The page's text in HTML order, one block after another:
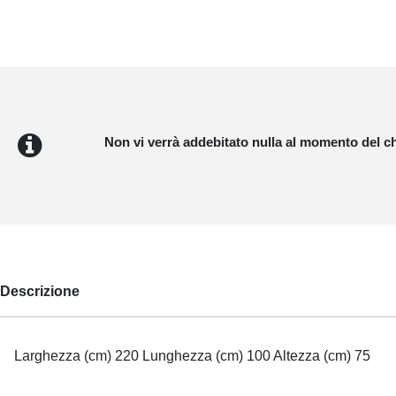
Non vi verrà addebitato nulla al momento del
Descrizione
Larghezza (cm) 220 Lunghezza (cm) 100 Altezza (cm) 75